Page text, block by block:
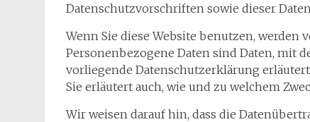
Datenschutzvorschriften sowie dieser
Wenn Sie diese Website benutzen, werden
Personenbezogene Daten sind Daten, mit
vorliegende Datenschutzerklärung
Sie erläutert auch, wie und zu welchem
Wir weisen darauf hin, dass die